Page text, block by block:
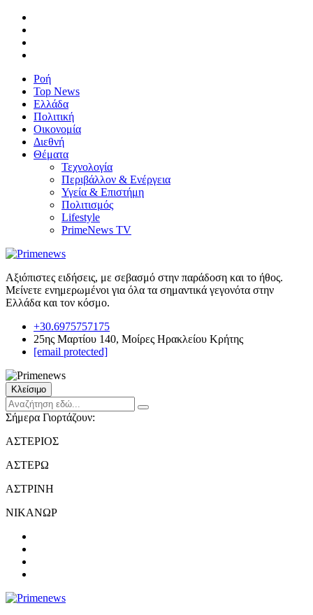
Ροή
Top News
Ελλάδα
Πολιτική
Οικονομία
Διεθνή
Θέματα
Τεχνολογία
Περιβάλλον & Ενέργεια
Υγεία & Επιστήμη
Πολιτισμός
Lifestyle
PrimeNews TV
Αξιόπιστες ειδήσεις, με σεβασμό στην παράδοση και το ήθος.
Μείνετε ενημερωμένοι για όλα τα σημαντικά γεγονότα στην
Ελλάδα και τον κόσμο.
+30.6975757175
25ης Μαρτίου 140, Μοίρες Ηρακλείου Κρήτης
[email protected]
Κλείσιμο
Σήμερα Γιορτάζουν:
ΑΣΤΕΡΙΟΣ
ΑΣΤΕΡΩ
ΑΣΤΡΙΝΗ
ΝΙΚΑΝΩΡ